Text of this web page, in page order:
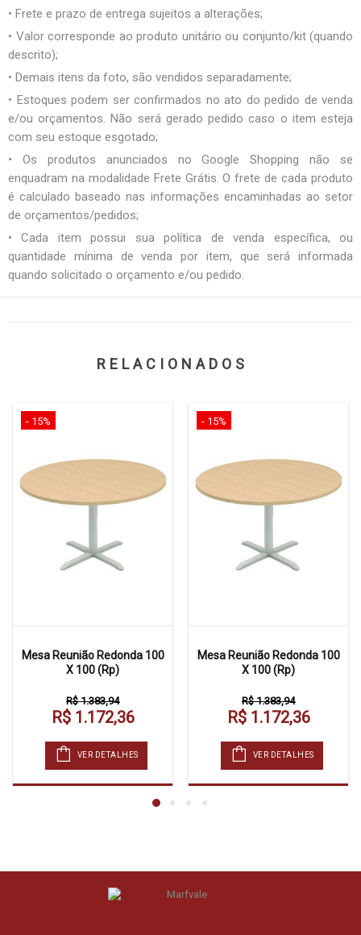
• Frete e prazo de entrega sujeitos a alterações;
• Valor corresponde ao produto unitário ou conjunto/kit (quando
descrito);
• Demais itens da foto, são vendidos separadamente;
• Estoques podem ser confirmados no ato do pedido de venda
e/ou orçamentos. Não será gerado pedido caso o item esteja
com seu estoque esgotado;
• Os produtos anunciados no Google Shopping não se
enquadram na modalidade Frete Grátis. O frete de cada produto
é calculado baseado nas informações encaminhadas ao setor
de orçamentos/pedidos;
• Cada item possui sua política de venda específica, ou
quantidade mínima de venda por item, que será informada
quando solicitado o orçamento e/ou pedido.
RELACIONADOS
- 15%
Mesa Reunião Redonda 100
X 100 (Rp)
R$ 1.383,94
R$ 1.172,36
VER DETALHES
- 15%
Mesa Reunião Redonda 100
X 100 (Rp)
R$ 1.383,94
R$ 1.172,36
VER DETALHES